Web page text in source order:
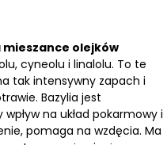
mieszance olejków
cyneolu i linalolu. To te
tak intensywny zapach i
Bazylia jest
na układ pokarmowy i
pomaga na wzdęcia. Ma